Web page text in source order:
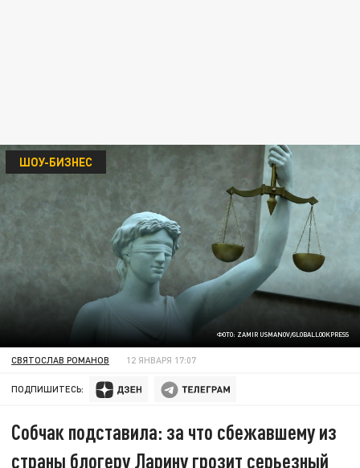
ФОТО: ZAMIR USMANOV/GLOBALLOOKPRESS
ШОУ-БИЗНЕС
СВЯТОСЛАВ РОМАНОВ 12 ЯНВАРЯ 17:07
ПОДПИШИТЕСЬ:
Собчак подставила: за что сбежавшему из
страны блогеру Ларину грозит серьезный